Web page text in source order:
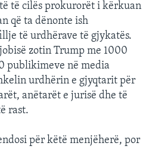
të cilës prokurorët i kërkuan
që ta dënonte ish
të urdhërave të gjykatës.
zotin Trump me 1000
publikimeve në media
urdhërin e gjyqtarit për
anëtarët e jurisë dhe të
rast.
për këtë menjëherë, por